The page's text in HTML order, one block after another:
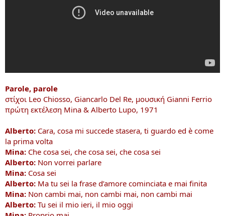
Parole, parole
στίχοι Leo Chiosso, Giancarlo Del Re, μουσική Gianni Ferrio
πρώτη εκτέλεση Mina & Alberto Lupo, 1971
Alberto: Cara, cosa mi succede stasera, ti guardo ed è come
la prima volta
Mina: Che cosa sei, che cosa sei, che cosa sei
Alberto: Non vorrei parlare
Mina: Cosa sei
Alberto: Ma tu sei la frase d’amore cominciata e mai finita
Mina: Non cambi mai, non cambi mai, non cambi mai
Alberto: Tu sei il mio ieri, il mio oggi